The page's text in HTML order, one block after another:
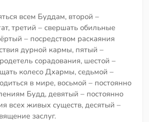
всем Буддам, второй –
третий – свершать обильные
– посредством раскаяния
дурной кармы, пятый –
сорадования, шестой –
колесо Дхармы, седьмой –
в мире, восьмой – постоянно
Будд, девятый – постоянно
всех живых существ, десятый –
заслуг.